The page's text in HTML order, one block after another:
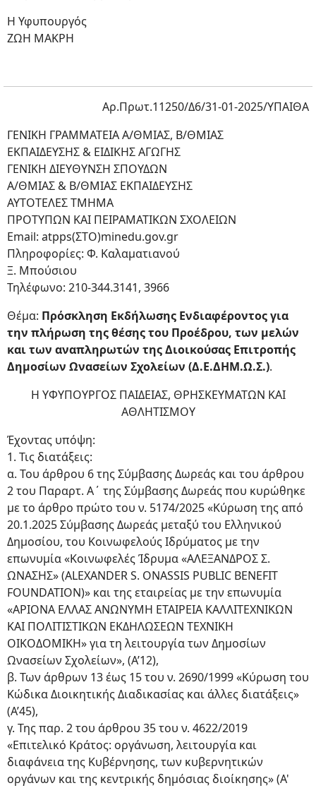
Η Υφυπουργός
ΖΩΗ ΜΑΚΡΗ
Αρ.Πρωτ.11250/Δ6/31-01-2025/ΥΠΑΙΘΑ
ΓΕΝΙΚΗ ΓΡΑΜΜΑΤΕΙΑ Α/ΘΜΙΑΣ, Β/ΘΜΙΑΣ
ΕΚΠΑΙΔΕΥΣΗΣ & ΕΙΔΙΚΗΣ ΑΓΩΓΗΣ
ΓΕΝΙΚΗ ΔΙΕΥΘΥΝΣΗ ΣΠΟΥΔΩΝ
Α/ΘΜΙΑΣ & Β/ΘΜΙΑΣ ΕΚΠΑΙΔΕΥΣΗΣ
ΑΥΤΟΤΕΛΕΣ ΤΜΗΜΑ
ΠΡΟΤΥΠΩΝ ΚΑΙ ΠΕΙΡΑΜΑΤΙΚΩΝ ΣΧΟΛΕΙΩΝ
Email: atpps(ΣΤΟ)minedu.gov.gr
Πληροφορίες: Φ. Καλαματιανού
Ξ. Μπούσιου
Τηλέφωνο: 210-344.3141, 3966
Θέμα: Πρόσκληση Εκδήλωσης Ενδιαφέροντος για
την πλήρωση της θέσης του Προέδρου, των μελών
και των αναπληρωτών της Διοικούσας Επιτροπής
Δημοσίων Ωνασείων Σχολείων (Δ.Ε.ΔΗΜ.Ω.Σ.).
Η ΥΦΥΠΟΥΡΓΟΣ ΠΑΙΔΕΙΑΣ, ΘΡΗΣΚΕΥΜΑΤΩΝ ΚΑΙ
ΑΘΛΗΤΙΣΜΟΥ
Έχοντας υπόψη:
1. Τις διατάξεις:
α. Του άρθρου 6 της Σύμβασης Δωρεάς και του άρθρου
2 του Παραρτ. Α΄ της Σύμβασης Δωρεάς που κυρώθηκε
με το άρθρο πρώτο του ν. 5174/2025 «Κύρωση της από
20.1.2025 Σύμβασης Δωρεάς μεταξύ του Ελληνικού
Δημοσίου, του Κοινωφελούς Ιδρύματος με την
επωνυμία «Κοινωφελές Ίδρυμα «ΑΛΕΞΑΝΔΡΟΣ Σ.
ΩΝΑΣΗΣ» (ΑLEXANDER S. ONASSIS PUBLIC BENEFIT
FOUNDATION)» και της εταιρείας με την επωνυμία
«ΑΡΙΟΝΑ ΕΛΛΑΣ ΑΝΩΝΥΜΗ ΕΤΑΙΡΕΙΑ ΚΑΛΛΙΤΕΧΝΙΚΩΝ
ΚΑΙ ΠΟΛΙΤΙΣΤΙΚΩΝ ΕΚΔΗΛΩΣΕΩΝ ΤΕΧΝΙΚΗ
ΟΙΚΟΔΟΜΙΚΗ» για τη λειτουργία των Δημοσίων
Ωνασείων Σχολείων», (A’12),
β. Των άρθρων 13 έως 15 του ν. 2690/1999 «Κύρωση του
Κώδικα Διοικητικής Διαδικασίας και άλλες διατάξεις»
(Α’45),
γ. Της παρ. 2 του άρθρου 35 του ν. 4622/2019
«Επιτελικό Κράτος: οργάνωση, λειτουργία και
διαφάνεια της Κυβέρνησης, των κυβερνητικών
οργάνων και της κεντρικής δημόσιας διοίκησης» (Α'